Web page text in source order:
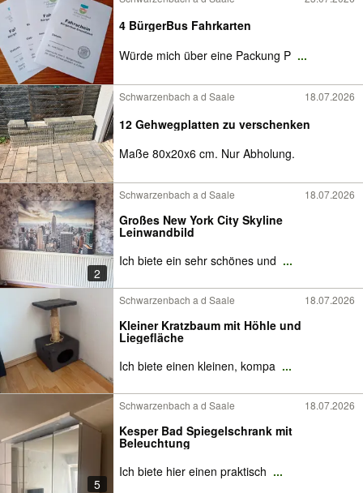
4 BürgerBus Fahrkarten
Würde mich über eine Packung P ...
Schwarzenbach a d Saale 18.07.2026
12 Gehwegplatten zu verschenken
Maße 80x20x6 cm. Nur Abholung.
2
Schwarzenbach a d Saale 18.07.2026
Großes New York City Skyline
Leinwandbild
Ich biete ein sehr schönes und ...
Schwarzenbach a d Saale 18.07.2026
Kleiner Kratzbaum mit Höhle und
Liegefläche
Ich biete einen kleinen, kompa ...
5
Schwarzenbach a d Saale 18.07.2026
Kesper Bad Spiegelschrank mit
Beleuchtung
Ich biete hier einen praktisch ...